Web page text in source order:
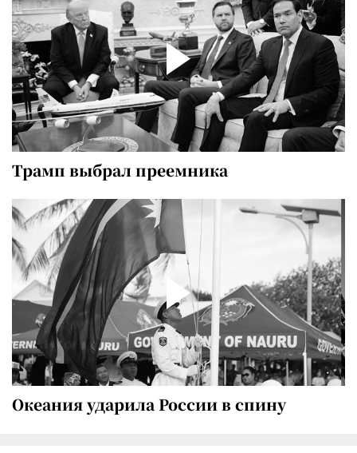
Трамп выбрал преемника
Океания ударила России в спину